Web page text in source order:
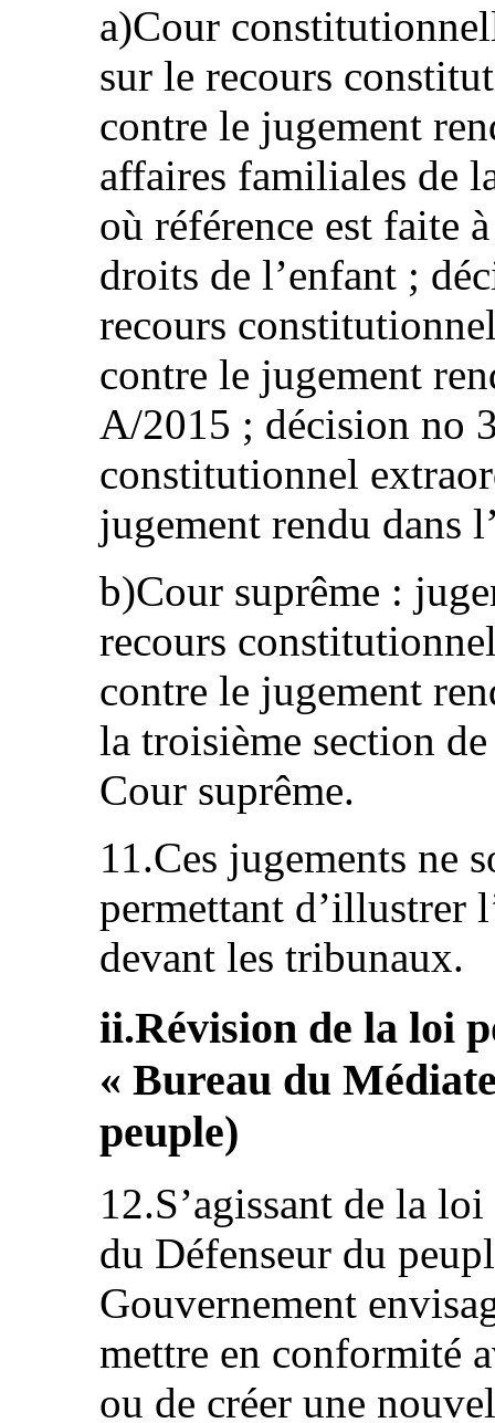
a)Cour
sur le recours
contre le jugement
affaires familiales de
où référence est faite
droits de l’enfant ;
recours
contre le jugement
A/2015 ; décision no
constitutionnel
jugement rendu dans
b)Cour suprême :
recours
contre le jugement
la troisième section
Cour suprême.
11.Ces jugements ne
permettant d’illustrer
devant les tribunaux.
ii.Révision de la loi
« Bureau du
peuple)
12.S’agissant de la
du Défenseur du
Gouvernement
mettre en conformité
ou de créer une